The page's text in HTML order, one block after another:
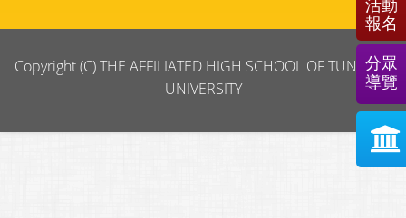
Copyright (C) THE AFFILIATED HIGH SCHOOL OF TUNGHAI
UNIVERSITY
活動
報名
分眾
導覽